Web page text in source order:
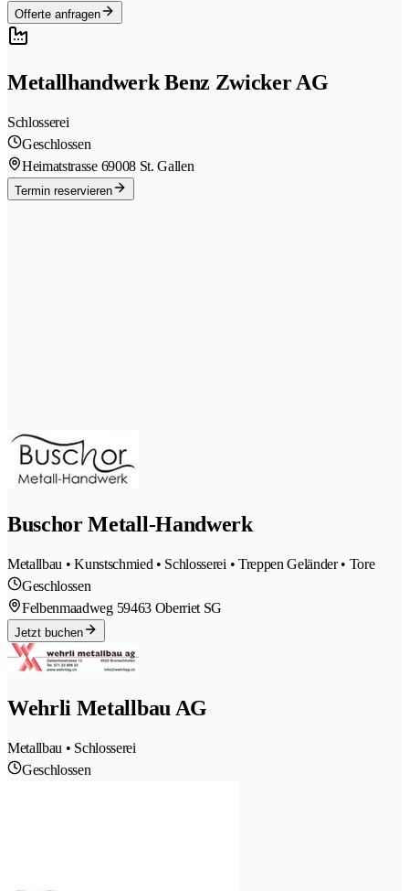
Offerte anfragen
Metallhandwerk Benz Zwicker AG
Schlosserei
Geschlossen
Heimatstrasse 69008 St. Gallen
Termin reservieren
Buschor Metall-Handwerk
Metallbau • Kunstschmied • Schlosserei • Treppen Geländer • Tore
Geschlossen
Felbenmaadweg 59463 Oberriet SG
Jetzt buchen
Wehrli Metallbau AG
Metallbau • Schlosserei
Geschlossen